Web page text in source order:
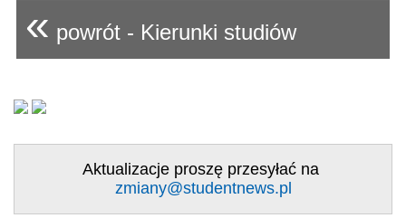
« powrót - Kierunki studiów
Aktualizacje proszę przesyłać na
zmiany@studentnews.pl